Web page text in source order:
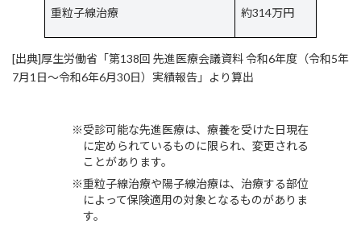
重粒子線治療 約314万円
[出典]厚生労働省「第138回 先進医療会議資料 令和6年度（令和5年
7月1日～令和6年6月30日）実績報告」より算出
受診可能な先進医療は、療養を受けた日現在
に定められているものに限られ、変更される
ことがあります。
重粒子線治療や陽子線治療は、治療する部位
によって保険適用の対象となるものがありま
す。